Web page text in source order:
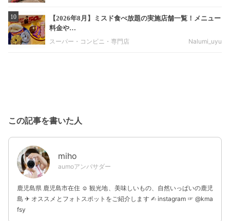
10
【2026年8月】ミスド食べ放題の実施店舗一覧！メニュー
料金や…
スーパー・コンビニ・専門店
Nalumi_uyu
この記事を書いた人
miho
aumoアンバサダー
鹿児島県 鹿児島市在住 ☺︎ 観光地、美味しいもの、自然いっぱいの鹿児
島 ✈︎ オススメとフォトスポットをご紹介します ✍︎ instagram ☞ @kma
fsy